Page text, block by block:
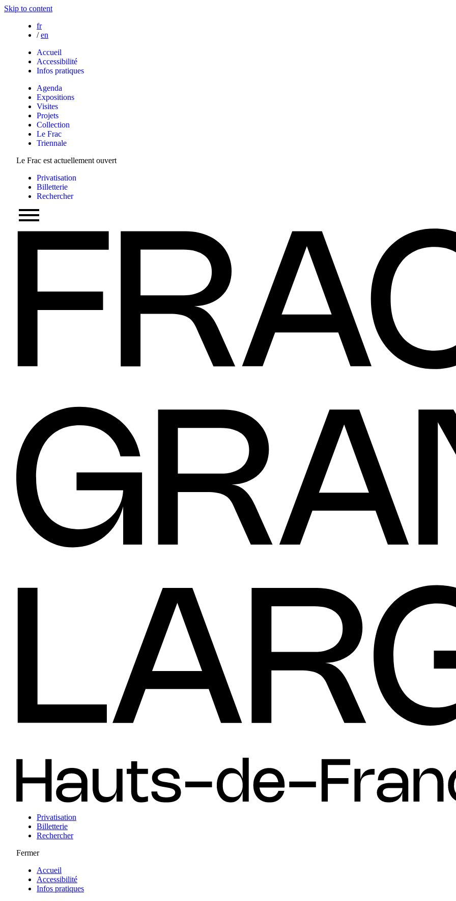
Skip to content
fr
/ en
Accueil
Accessibilité
Infos pratiques
Agenda
Expositions
Visites
Projets
Collection
Le Frac
Triennale
Le Frac est actuellement ouvert
Privatisation
Billetterie
Rechercher
Privatisation
Billetterie
Rechercher
Fermer
Accueil
Accessibilité
Infos pratiques